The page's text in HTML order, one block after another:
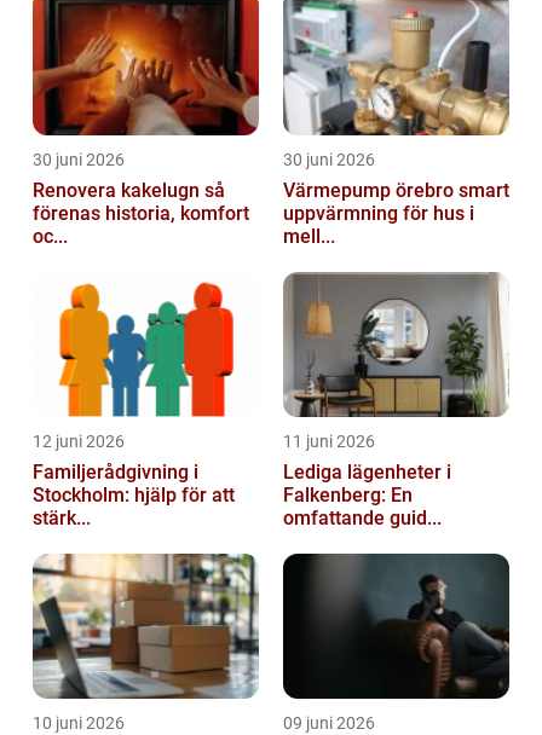
30 juni 2026
Renovera kakelugn så
förenas historia, komfort
oc...
30 juni 2026
Värmepump örebro smart
uppvärmning för hus i
mell...
12 juni 2026
Familjerådgivning i
Stockholm: hjälp för att
stärk...
11 juni 2026
Lediga lägenheter i
Falkenberg: En
omfattande guid...
10 juni 2026 09 juni 2026